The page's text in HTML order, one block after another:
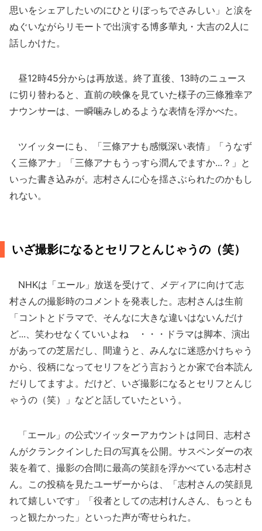
思いをシェアしたいのにひとりぼっちでさみしい」と涙を
ぬぐいながらリモートで出演する博多華丸・大吉の2人に
話しかけた。
昼12時45分からは再放送。終了直後、13時のニュース
に切り替わると、直前の映像を見ていた様子の三條雅幸ア
ナウンサーは、一瞬噛みしめるような表情を浮かべた。
ツイッターにも、「三條アナも感慨深い表情」「うなず
く三條アナ」「三條アナもうっすら潤んでますか...？」と
いった書き込みが。志村さんに心を揺さぶられたのかもし
れない。
いざ撮影になるとセリフとんじゃうの（笑）
NHKは「エール」放送を受けて、メディアに向けて志
村さんの撮影時のコメントを発表した。志村さんは生前
「コントとドラマで、そんなに大きな違いはないんだけ
ど...、笑わせなくていいよね ・・・ドラマは脚本、演出
があっての芝居だし、間違うと、みんなに迷惑かけちゃう
から、役柄になってセリフをどう言おうとか家で台本読ん
だりしてますよ。だけど、いざ撮影になるとセリフとんじ
ゃうの（笑）」などと話していたという。
「エール」の公式ツイッターアカウントは同日、志村さ
んがクランクインした日の写真を公開。サスペンダーの衣
装を着て、撮影の合間に最高の笑顔を浮かべている志村さ
ん。この投稿を見たユーザーからは、「志村さんの笑顔見
れて嬉しいです」「役者としての志村けんさん、もっとも
っと観たかった」といった声が寄せられた。